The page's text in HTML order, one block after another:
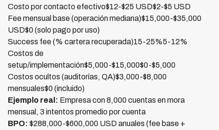
Costo por contacto efectivo$12-$25 USD$2-$5 USD
Fee mensual base (operación mediana)$15,000-$35,000
USD$0 (solo pago por uso)
Success fee (% cartera recuperada)15-25%5-12%
Costos de
setup/implementación$5,000-$15,000$0-$5,000
Costos ocultos (auditorías, QA)$3,000-$8,000
mensuales$0 (incluido)
Ejemplo real: Empresa con 8,000 cuentas en mora
mensual, 3 intentos promedio por cuenta
BPO: $288,000-$600,000 USD anuales (fee base +